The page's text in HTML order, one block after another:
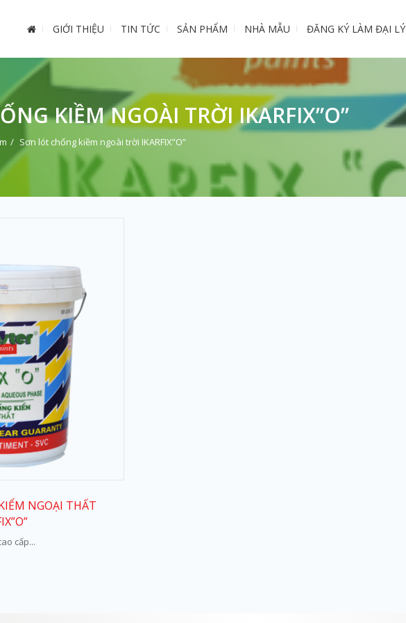
GIỚI THIỆU TIN TỨC SẢN PHẨM NHÀ MẪU ĐĂNG KÝ LÀM ĐẠI LÝ
KIỀM NGOÀI TRỜI IKARFIX”O”
Sơn lót chống kiềm ngoài trời IKARFIX”O”
NGOẠI THẤT
cấp...